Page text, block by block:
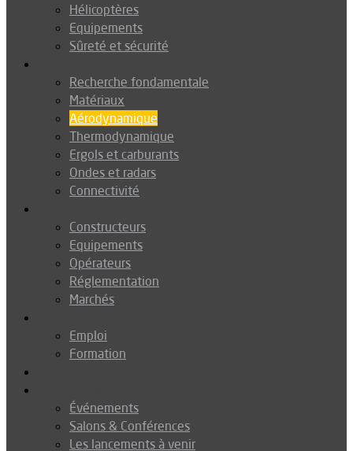
Hélicoptères
Equipements
Sûreté et sécurité
Recherche fondamentale
Matériaux
Aérodynamique
Thermodynamique
Ergols et carburants
Ondes et radars
Connectivité
Constructeurs
Equipements
Opérateurs
Réglementation
Marchés
Emploi
Formation
Événements
Salons & Conférences
Les lancements à venir